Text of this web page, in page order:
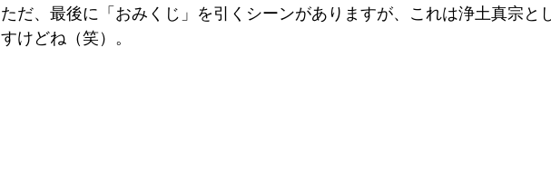
ただ、最後に「おみくじ」を引くシーンがありますが、これは浄土真宗と
すけどね（笑）。